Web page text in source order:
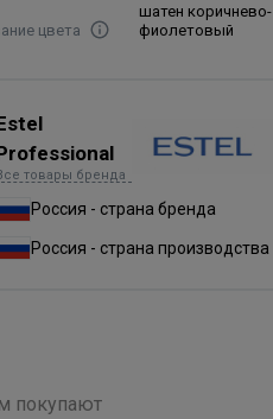
цвета
шатен коричнево-
фиолетовый
товары бренда
Россия - страна бренда
Россия - страна производства
покупают